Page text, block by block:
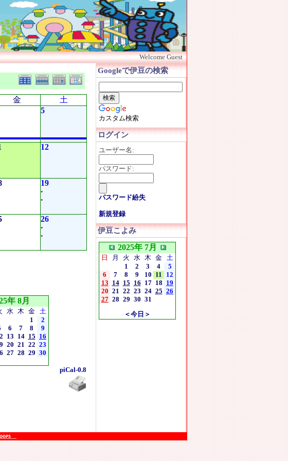
Welcome Guest
金
土
5
12
19
•
•
26
•
•
年 8月
水 木 金 土
1
2
6 7 8
9
13 14 15 16
20 21 22 23
27 28 29 30
piCal-0.8
Googleで伊豆の検索
カスタム検索
ログイン
ユーザー名:
パスワード:
パスワード紛失
新規登録
伊豆こよみ
2025年 7月
日 月 火 水 木 金 土
1
2 3 4
5
6
7 8 9 10 11
12
13 14 15 16 17 18 19
20 21 22 23 24 25 26
27 28 29 30 31
＜今日＞